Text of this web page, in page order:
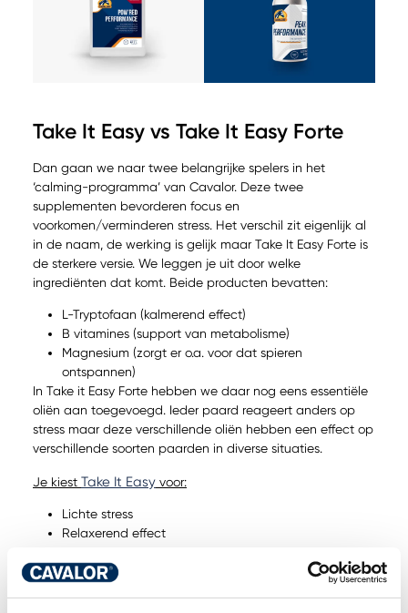
Take It Easy vs Take It Easy Forte
Dan gaan we naar twee belangrijke spelers in het
‘calming-programma’ van Cavalor. Deze twee
supplementen bevorderen focus en
voorkomen/verminderen stress. Het verschil zit eigenlijk al
in de naam, de werking is gelijk maar Take It Easy Forte is
de sterkere versie. We leggen je uit door welke
ingrediënten dat komt. Beide producten bevatten:
L-Tryptofaan (kalmerend effect)
B vitamines (support van metabolisme)
Magnesium (zorgt er o.a. voor dat spieren
ontspannen)
In Take it Easy Forte hebben we daar nog eens essentiële
oliën aan toegevoegd. Ieder paard reageert anders op
stress maar deze verschillende oliën hebben een effect op
verschillende soorten paarden in diverse situaties.
Je kiest Take It Easy voor:
Lichte stress
Relaxerend effect
Sterke stress reductie